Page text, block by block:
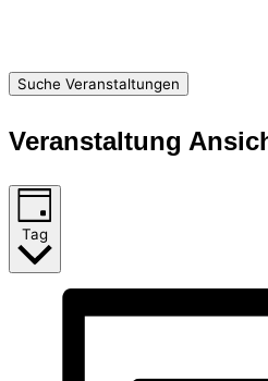
Suche Veranstaltungen
Veranstaltung
Tag